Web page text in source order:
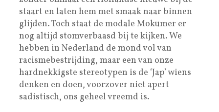
staart en laten hem met smaak naar binnen
glijden. Toch staat de modale Mokumer er
nog altijd stomverbaasd bij te kijken. We
hebben in Nederland de mond vol van
racismebestrijding, maar een van onze
hardnekkigste stereotypen is de ‘Jap’ wiens
denken en doen, voorzover niet apert
sadistisch, ons geheel vreemd is.